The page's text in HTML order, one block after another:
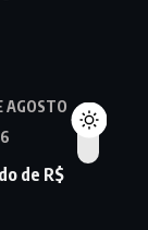
AGOSTO
de R$